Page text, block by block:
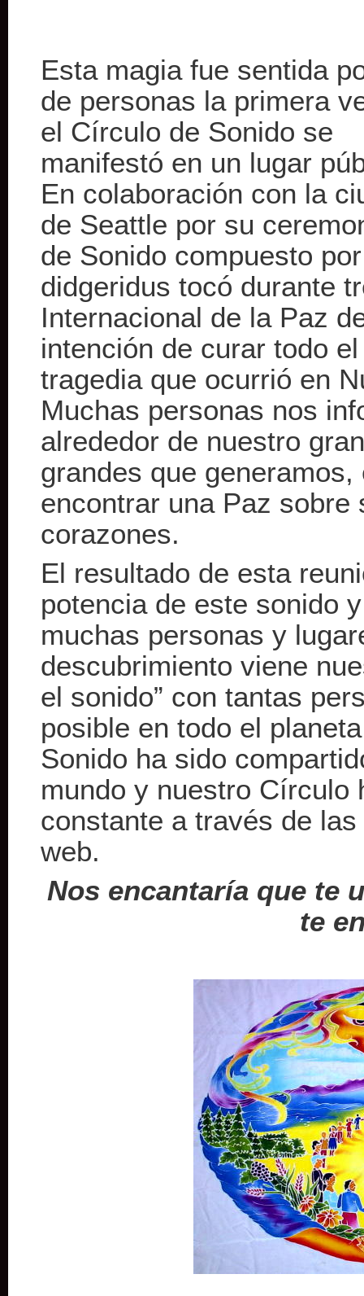
Esta magia fue sentida
de personas la primera
el Círculo de Sonido se
manifestó en un lugar
En colaboración con la
de Seattle por su
de Sonido compuesto
didgeridus tocó durante
Internacional de la Paz
intención de curar todo
tragedia que ocurrió en
Muchas personas nos
alrededor de nuestro
grandes que
encontrar una Paz
corazones.
El resultado de esta
potencia de este sonido
muchas personas y
descubrimiento viene
el sonido” con tantas
posible en todo el
Sonido ha sido
mundo y nuestro Círculo
constante a través de
web.
Nos encantaría que te
te